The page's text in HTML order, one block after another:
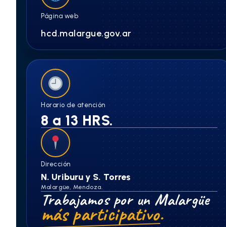
Página web
hcd.malargue.gov.ar
Horario de atención
8 a 13 HRS.
Dirección
N. Uriburu y S. Torres
Malargüe, Mendoza.
Trabajamos por un Malargüe
más participativo.